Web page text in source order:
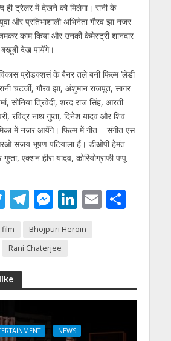
ट्रेलर में देखने को मिलेगा। रानी के
और प्रतिभाशाली अभिनेता गौरव झा नजर
काम किया और उनकी केमेस्‍ट्री शानदार
देख पायेंगे।
प्रोडक्‍शसं के बैनर तले बनी फिल्‍म ‘लेडी
चटर्जी, गौरव झा, अंशुमान राजपूत, सागर
सोनिया त्रिवेदी, शरद राज सिंह, आरती
रविंद्र नाथ गुप्‍ता, दिनेश यादव और शिव
में नजर आयेंगे। फिल्‍म में गीत – संगीत एस
संजय भूषण पटियाला हैं। डीओपी हेमंत
एक्‍शन हीरा यादव, कोरियोग्राफी पप्‍पू
T
itt
er
T
e
gr
m
M
ss
e
g
Li
k
n
E S
Bhojpuri Heroin
Rani Chaterjee
NEWS